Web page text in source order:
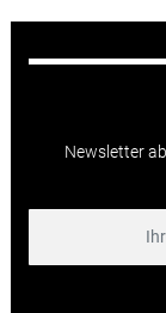
Newsletter